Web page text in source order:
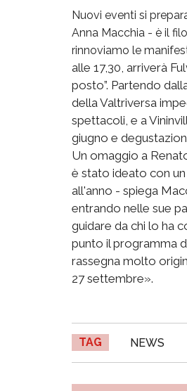
Nuovi eventi si
Anna Macchia - è il
rinnoviamo le
alle 17,30, arriverà
posto”. Partendo
della Valtriversa
spettacoli, e a
giugno e
Un omaggio a
è stato ideato con
all'anno - spiega
entrando nelle sue
guidare da chi lo ha
punto il programma
rassegna molto
27 settembre».
TAG NEWS